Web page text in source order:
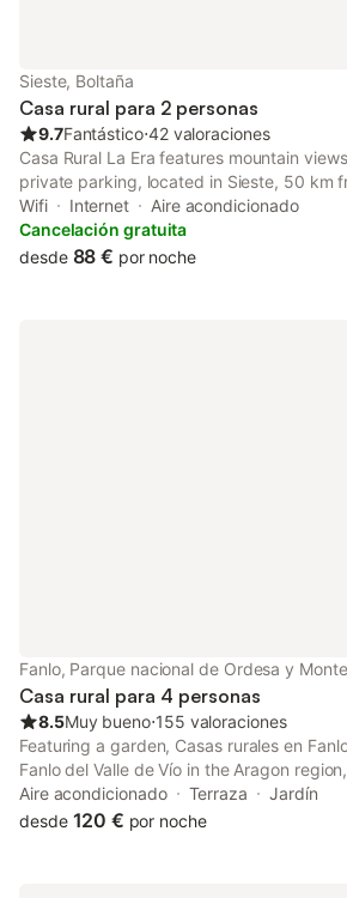
Sieste, Boltaña
Casa rural para 2 personas
9.7Fantástico⋅42 valoraciones
Casa Rural La Era features mountain
private parking, located in Sieste, 50 km
de Ordesa. Situated 48 km from Dag
property features a garden.
Wifi Internet
Aire acondicionado
Cancelación gratuita
desde 88 € por noche
Fanlo, Parque nacional de Ordesa y
Casa rural para 4 personas
8.5Muy bueno⋅155 valoraciones
Featuring a garden, Casas rurales en
Fanlo del Valle de Vío in the Aragon
Nacional de Ordesa. Boasting family
provides guests with a sun terrace.
Aire acondicionado Terraza
Jardín
desde 120 € por noche